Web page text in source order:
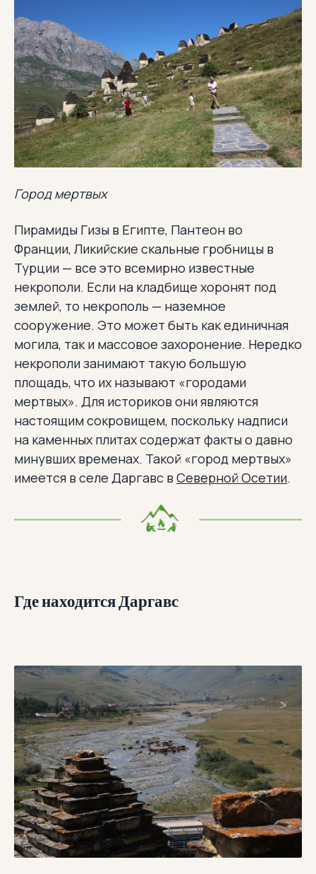
Город мертвых
Пирамиды Гизы в Египте, Пантеон во
Франции, Ликийские скальные гробницы в
Турции — все это всемирно известные
некрополи. Если на кладбище хоронят под
землей, то некрополь — наземное
сооружение. Это может быть как единичная
могила, так и массовое захоронение. Нередко
некрополи занимают такую большую
площадь, что их называют «городами
мертвых». Для историков они являются
настоящим сокровищем, поскольку надписи
на каменных плитах содержат факты о давно
минувших временах. Такой «город мертвых»
имеется в селе Даргавс в Северной Осетии.
Где находится Даргавс